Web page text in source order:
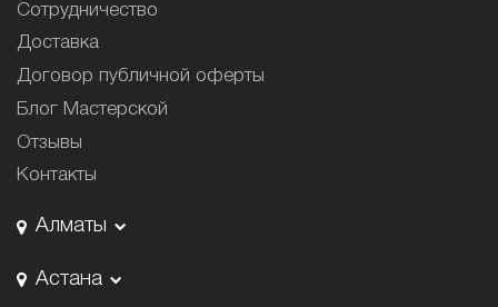
Сотрудничество
Доставка
Договор публичной оферты
Блог Мастерской
Отзывы
Контакты
Алматы
Астана